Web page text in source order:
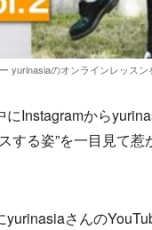
yurinasiaのオンラインレッスン
Instagramから
する姿”を一目見て
さんの